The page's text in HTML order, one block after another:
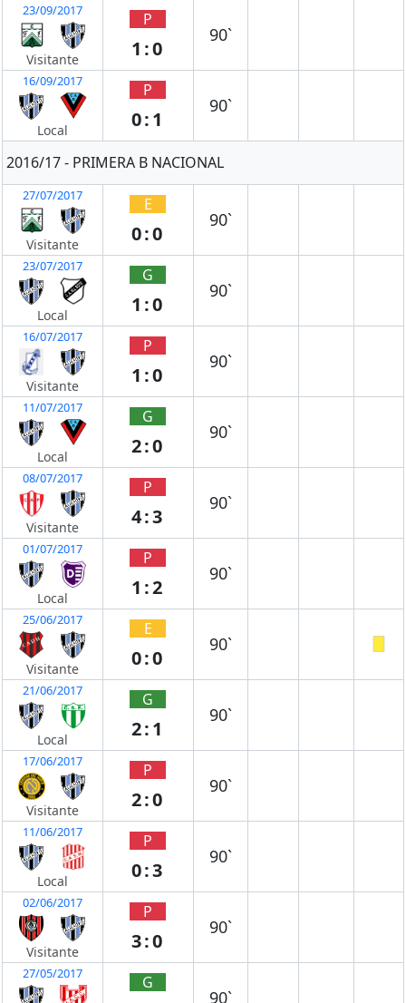
23/09/2017
Visitante
P
1:0
90`
16/09/2017
Local
P
0:1
90`
2016/17 - PRIMERA B NACIONAL
27/07/2017
Visitante
E
0:0
90`
23/07/2017
Local
G
1:0
90`
16/07/2017
Visitante
P
1:0
90`
11/07/2017
Local
G
2:0
90`
08/07/2017
Visitante
P
4:3
90`
01/07/2017
Local
P
1:2
90`
25/06/2017
Visitante
E
0:0
90`
21/06/2017
Local
G
2:1
90`
17/06/2017
Visitante
P
2:0
90`
11/06/2017
Local
P
0:3
90`
02/06/2017
Visitante
P
3:0
90`
27/05/2017 G
90`